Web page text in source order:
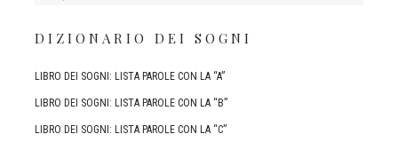
DIZIONARIO DEI SOGNI
LIBRO DEI SOGNI: LISTA PAROLE CON LA “A”
LIBRO DEI SOGNI: LISTA PAROLE CON LA “B”
LIBRO DEI SOGNI: LISTA PAROLE CON LA “C”